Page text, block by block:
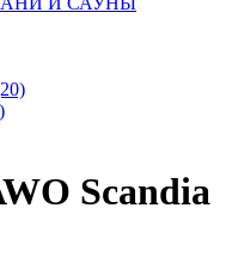
Scandia